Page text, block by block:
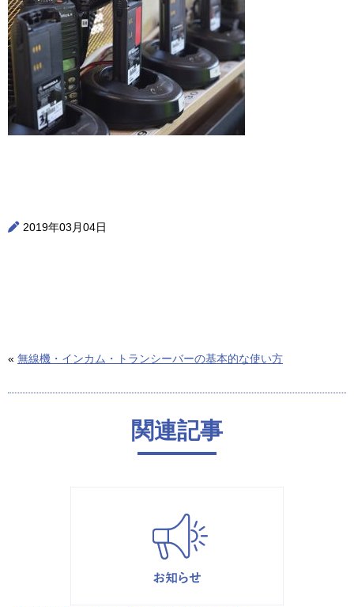
2019年03月04日
« 無線機・インカム・トランシーバーの基本的な使い方
関連記事